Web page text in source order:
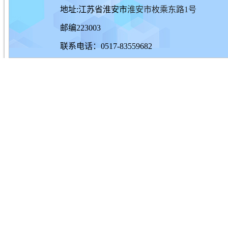
地址:江苏省淮安市淮安市枚乘东路1号
邮编223003
联系电话：0517-83559682